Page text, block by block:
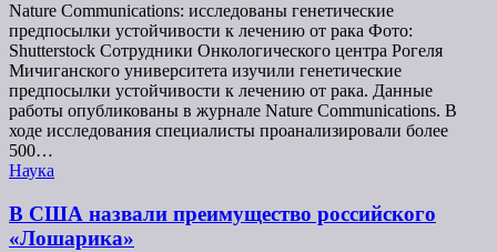
Nature Communications: исследованы генетические
предпосылки устойчивости к лечению от рака Фото:
Shutterstock Сотрудники Онкологического центра Рогеля
Мичиганского университета изучили генетические
предпосылки устойчивости к лечению от рака. Данные
работы опубликованы в журнале Nature Communications. В
ходе исследования специалисты проанализировали более
500…
Наука
В США назвали преимущество российского
«Лошарика»